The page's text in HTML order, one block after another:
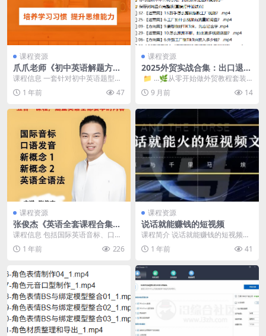
课程资源
爪爪老师《初中英语解题方法
速通配套课程 (全9册) 》
课程信息 一套针对初中英语题型的
解题方法集合，帮助学生快速掌握
解题技巧，提高英语...
1 年前 47
课程资源
2025外贸实战合集：出口退税
×单证×TikTok获客×账务合
规，一套打通全流程
​ 📁 …🌿从零开始做外贸教程套装
💐… 📁 💰《Tik Tok外贸...
9 月前 14
课程资源
张俊杰《英语全套课程合集
(新概念+音标+口语+语法) 》
课程信息 包括国际英语音标、口语
发音、语法基础教学以及新概念
一、二册综合提升课程...
1 年前 226
课程资源
说话就能赚钱的短视频
课程简介 说话就能赚钱的短视频！
只说话就能火的短视频文案课，让
不会写文案的人，...
1 年前 41